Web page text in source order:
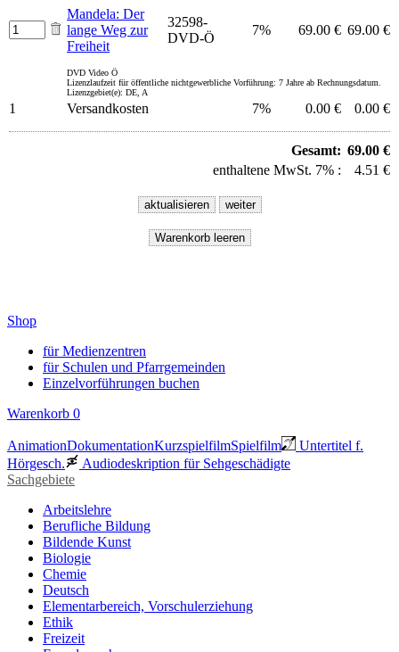
Mandela: Der
lange Weg zur
Freiheit
32598-
DVD-Ö
7% 69.00 € 69.00 €
DVD Video Ö
Lizenzlaufzeit für öffentliche nichtgewerbliche Vorführung: 7 Jahre ab Rechnungsdatum.
Lizenzgebiet(e): DE, A
1 Versandkosten 7% 0.00 € 0.00 €
Gesamt: 69.00 €
enthaltene MwSt. 7% :
4.51 €
Shop
für Medienzentren
für Schulen und Pfarrgemeinden
Einzelvorführungen buchen
Warenkorb 0
AnimationDokumentationKurzspielfilmSpielfilm
Untertitel f.
Hörgesch.
Audiodeskription für Sehgeschädigte
Sachgebiete
Arbeitslehre
Berufliche Bildung
Bildende Kunst
Biologie
Chemie
Deutsch
Elementarbereich, Vorschulerziehung
Ethik
Freizeit